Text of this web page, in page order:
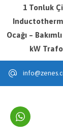
1 Tonluk
Ocağı –
kW